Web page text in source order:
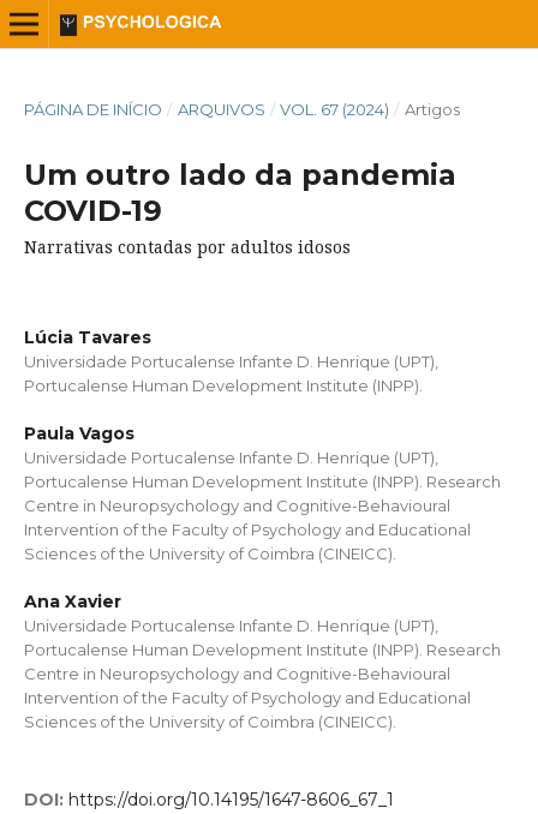
PÁGINA DE INÍCIO / ARQUIVOS / VOL. 67 (2024) / Artigos
Um outro lado da pandemia
COVID-19
Narrativas contadas por adultos idosos
Lúcia Tavares
Universidade Portucalense Infante D. Henrique (UPT),
Portucalense Human Development Institute (INPP).
Paula Vagos
Universidade Portucalense Infante D. Henrique (UPT),
Portucalense Human Development Institute (INPP). Research
Centre in Neuropsychology and Cognitive-Behavioural
Intervention of the Faculty of Psychology and Educational
Sciences of the University of Coimbra (CINEICC).
Ana Xavier
Universidade Portucalense Infante D. Henrique (UPT),
Portucalense Human Development Institute (INPP). Research
Centre in Neuropsychology and Cognitive-Behavioural
Intervention of the Faculty of Psychology and Educational
Sciences of the University of Coimbra (CINEICC).
DOI: https://doi.org/10.14195/1647-8606_67_1